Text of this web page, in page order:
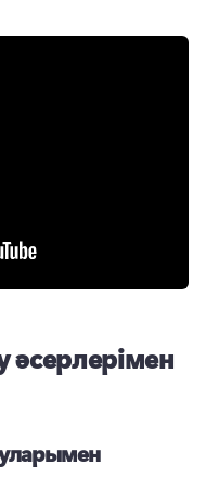
әсерлерімен